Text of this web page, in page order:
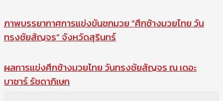
ภาพบรรยากาศการแข่งขันชกมวย “ศึกช้างมวยไทย วัน
ทรงชัยสัญจร” จังหวัดสุรินทร์
ผลการแข่งศึกช้างมวยไทย วันทรงชัยสัญจร ณ เดอะ
บาซาร์ รัชดาภิเษก